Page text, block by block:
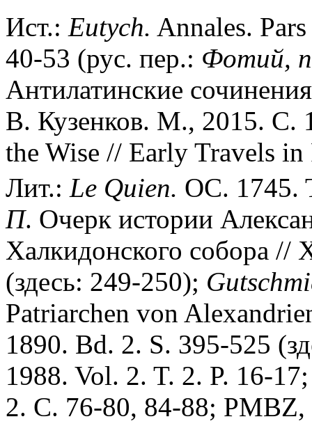
Ист.: Eutych. Annales.
40-53 (рус. пер.: Фотий,
Антилатинские
В. Кузенков. М., 2015. С.
the Wise // Early Travels
Лит.: Le Quien. OC. 1745.
П. Очерк истории
Халкидонского собора
(здесь: 249-250);
Patriarchen von
1890. Bd. 2. S. 395-525
1988. Vol. 2. T. 2. P. 16-
2. С. 76-80, 84-88; PMBZ,